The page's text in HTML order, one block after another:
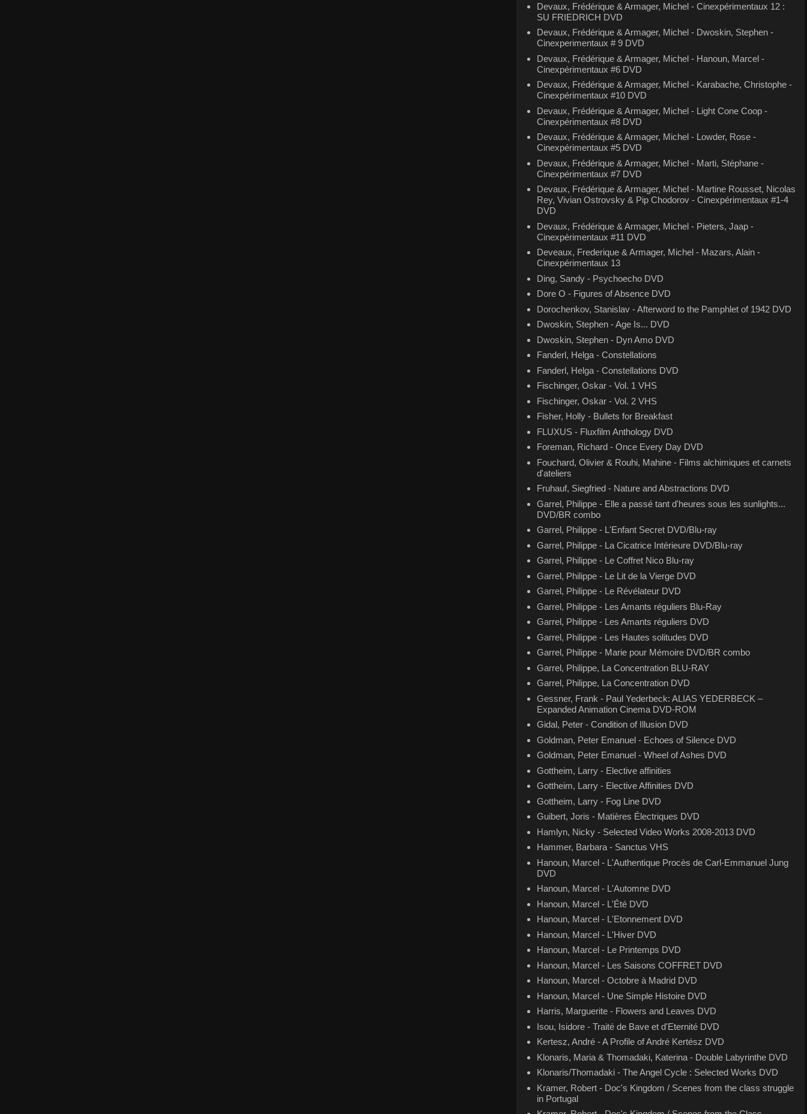
Devaux, Frédérique & Armager, Michel - Cinexpérimentaux 12 :
SU FRIEDRICH DVD
Devaux, Frédérique & Armager, Michel - Dwoskin, Stephen -
Cinexperimentaux # 9 DVD
Devaux, Frédérique & Armager, Michel - Hanoun, Marcel -
Cinexpérimentaux #6 DVD
Devaux, Frédérique & Armager, Michel - Karabache, Christophe -
Cinexpérimentaux #10 DVD
Devaux, Frédérique & Armager, Michel - Light Cone Coop -
Cinexpérimentaux #8 DVD
Devaux, Frédérique & Armager, Michel - Lowder, Rose -
Cinexpérimentaux #5 DVD
Devaux, Frédérique & Armager, Michel - Marti, Stéphane -
Cinexpérimentaux #7 DVD
Devaux, Frédérique & Armager, Michel - Martine Rousset, Nicolas
Rey, Vivian Ostrovsky & Pip Chodorov - Cinexpérimentaux #1-4
DVD
Devaux, Frédérique & Armager, Michel - Pieters, Jaap -
Cinexpérimentaux #11 DVD
Deveaux, Frederique & Armager, Michel - Mazars, Alain -
Cinexpérimentaux 13
Ding, Sandy - Psychoecho DVD
Dore O - Figures of Absence DVD
Dorochenkov, Stanislav - Afterword to the Pamphlet of 1942 DVD
Dwoskin, Stephen - Age Is... DVD
Dwoskin, Stephen - Dyn Amo DVD
Fanderl, Helga - Constellations
Fanderl, Helga - Constellations DVD
Fischinger, Oskar - Vol. 1 VHS
Fischinger, Oskar - Vol. 2 VHS
Fisher, Holly - Bullets for Breakfast
FLUXUS - Fluxfilm Anthology DVD
Foreman, Richard - Once Every Day DVD
Fouchard, Olivier & Rouhi, Mahine - Films alchimiques et carnets
d'ateliers
Fruhauf, Siegfried - Nature and Abstractions DVD
Garrel, Philippe - Elle a passé tant d'heures sous les sunlights...
DVD/BR combo
Garrel, Philippe - L'Enfant Secret DVD/Blu-ray
Garrel, Philippe - La Cicatrice Intérieure DVD/Blu-ray
Garrel, Philippe - Le Coffret Nico Blu-ray
Garrel, Philippe - Le Lit de la Vierge DVD
Garrel, Philippe - Le Révélateur DVD
Garrel, Philippe - Les Amants réguliers Blu-Ray
Garrel, Philippe - Les Amants réguliers DVD
Garrel, Philippe - Les Hautes solitudes DVD
Garrel, Philippe - Marie pour Mémoire DVD/BR combo
Garrel, Philippe, La Concentration BLU-RAY
Garrel, Philippe, La Concentration DVD
Gessner, Frank - Paul Yederbeck: ALIAS YEDERBECK –
Expanded Animation Cinema DVD-ROM
Gidal, Peter - Condition of Illusion DVD
Goldman, Peter Emanuel - Echoes of Silence DVD
Goldman, Peter Emanuel - Wheel of Ashes DVD
Gottheim, Larry - Elective affinities
Gottheim, Larry - Elective Affinities DVD
Gottheim, Larry - Fog Line DVD
Guibert, Joris - Matières Électriques DVD
Hamlyn, Nicky - Selected Video Works 2008-2013 DVD
Hammer, Barbara - Sanctus VHS
Hanoun, Marcel - L'Authentique Procès de Carl-Emmanuel Jung
DVD
Hanoun, Marcel - L'Automne DVD
Hanoun, Marcel - L'Été DVD
Hanoun, Marcel - L'Etonnement DVD
Hanoun, Marcel - L'Hiver DVD
Hanoun, Marcel - Le Printemps DVD
Hanoun, Marcel - Les Saisons COFFRET DVD
Hanoun, Marcel - Octobre à Madrid DVD
Hanoun, Marcel - Une Simple Histoire DVD
Harris, Marguerite - Flowers and Leaves DVD
Isou, Isidore - Traité de Bave et d'Eternité DVD
Kertesz, André - A Profile of André Kertész DVD
Klonaris, Maria & Thomadaki, Katerina - Double Labyrinthe DVD
Klonaris/Thomadaki - The Angel Cycle : Selected Works DVD
Kramer, Robert - Doc's Kingdom / Scenes from the class struggle
in Portugal